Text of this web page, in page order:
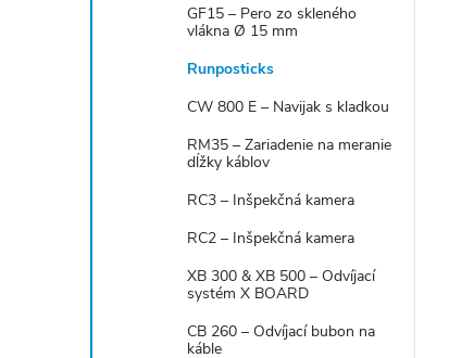
GF15 – Pero zo skleného
vlákna Ø 15 mm
Runposticks
CW 800 E – Navijak s kladkou
RM35 – Zariadenie na meranie
dĺžky káblov
RC3 – Inšpekčná kamera
RC2 – Inšpekčná kamera
XB 300 & XB 500 – Odvíjací
systém X BOARD
CB 260 – Odvíjací bubon na
káble